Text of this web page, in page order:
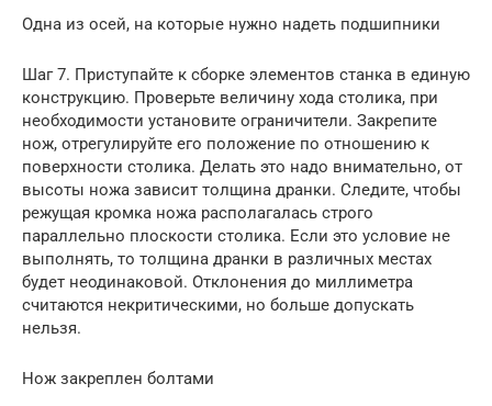
Одна из осей, на которые нужно надеть подшипники
Шаг 7. Приступайте к сборке элементов станка в единую
конструкцию. Проверьте величину хода столика, при
необходимости установите ограничители. Закрепите
нож, отрегулируйте его положение по отношению к
поверхности столика. Делать это надо внимательно, от
высоты ножа зависит толщина дранки. Следите, чтобы
режущая кромка ножа располагалась строго
параллельно плоскости столика. Если это условие не
выполнять, то толщина дранки в различных местах
будет неодинаковой. Отклонения до миллиметра
считаются некритическими, но больше допускать
нельзя.
Нож закреплен болтами